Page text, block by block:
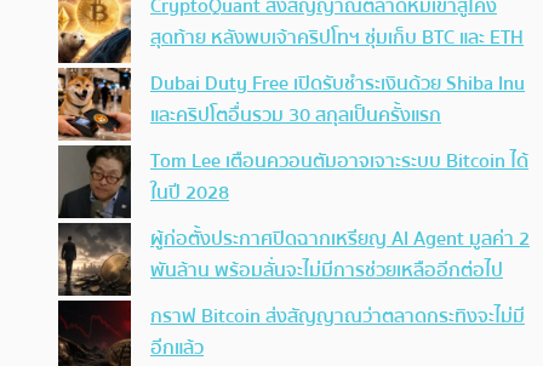
สุดท้าย หลังพบเจ้าคริปโทฯ ซุ่มเก็บ BTC และ ETH
Dubai Duty Free เปิดรับชำระเงินด้วย Shiba Inu
และคริปโตอื่นรวม 30 สกุลเป็นครั้งแรก
Tom Lee เตือนควอนตัมอาจเจาะระบบ Bitcoin ได้
ในปี 2028
ผู้ก่อตั้งประกาศปิดฉากเหรียญ AI Agent มูลค่า 2
พันล้าน พร้อมลั่นจะไม่มีการช่วยเหลืออีกต่อไป
กราฟ Bitcoin ส่งสัญญาณว่าตลาดกระทิงจะไม่มี
อีกแล้ว